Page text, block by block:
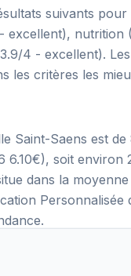
suivants pour
excellent),
4 - excellent).
les critères les
Saint-Saens est
6.10€), soit environ
dans la